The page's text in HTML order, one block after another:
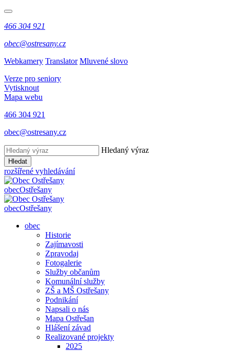
466 304 921
obec@ostresany.cz
Webkamery Translator Mluvené slovo
Verze pro seniory
Vytisknout
Mapa webu
466 304 921
obec@ostresany.cz
Hledaný výraz
Hledat
rozšířené vyhledávání
obecOstřešany
obecOstřešany
obec
Historie
Zajímavosti
Zpravodaj
Fotogalerie
Služby občanům
Komunální služby
ZŠ a MŠ Ostřešany
Podnikání
Napsali o nás
Mapa Ostřešan
Hlášení závad
Realizované projekty
2025